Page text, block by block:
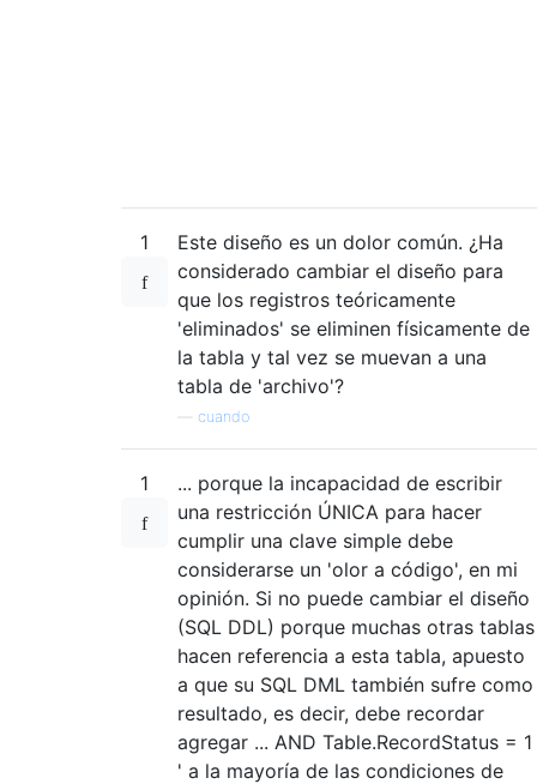
1
Este diseño es un dolor común. ¿Ha
considerado cambiar el diseño para
que los registros teóricamente
'eliminados' se eliminen físicamente de
la tabla y tal vez se muevan a una
tabla de 'archivo'?
cuando
1
... porque la incapacidad de escribir
una restricción ÚNICA para hacer
cumplir una clave simple debe
considerarse un 'olor a código', en mi
opinión. Si no puede cambiar el diseño
(SQL DDL) porque muchas otras tablas
hacen referencia a esta tabla, apuesto
a que su SQL DML también sufre como
resultado, es decir, debe recordar
agregar ... AND Table.RecordStatus = 1
' a la mayoría de las condiciones de